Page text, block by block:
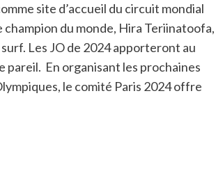
site d’accueil du circuit mondial
du monde, Hira Teriinatoofa,
Les JO de 2024 apporteront au
pareil. En organisant les prochaines
le comité Paris 2024 offre